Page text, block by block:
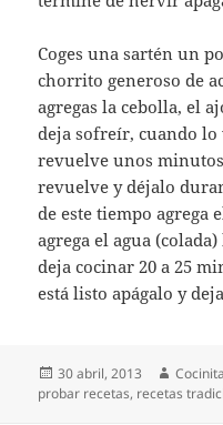
Coges una sartén un
chorrito generoso de
agregas la cebolla, el
deja sofreír, cuando lo
revuelve unos
revuelve y déjalo
de este tiempo agrega
agrega el agua
deja cocinar 20 a 25
está listo apágalo y
Publicado
el
30 abril, 2013 Autor
probar recetas, recetas